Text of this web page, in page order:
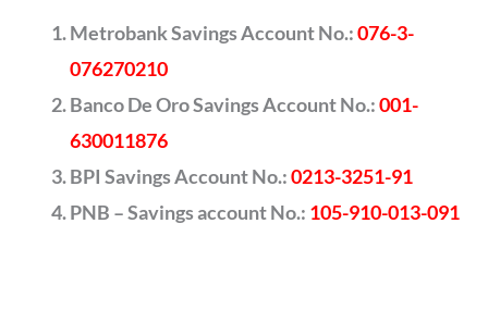
Metrobank Savings Account No.:076-3-
076270210
Banco De Oro Savings Account No.:001-
630011876
BPI Savings Account No.:0213-3251-91
PNB – Savings account No.: 105-910-013-091